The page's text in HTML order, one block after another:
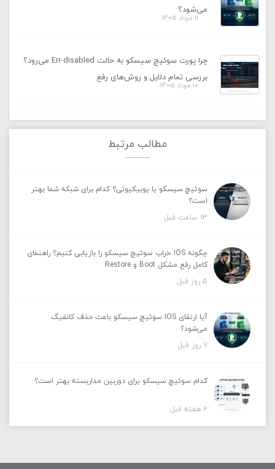
می‌شود؟
11 مرداد 1405
چرا پورت سوئیچ سیسکو به حالت Err-disabled می‌رود؟
بررسی تمام دلایل و روش‌های رفع
10 مرداد 1405
مطالب مرتبط
سوئیچ سیسکو یا یوبیکیوتی؟ کدام برای شبکه شما بهتر
است؟
13 ساعت قبل
چگونه IOS خراب سوئیچ سیسکو را بازیابی کنیم؟ راهنمای
کامل رفع مشکل Boot و Restore
5 روز قبل
آیا ارتقای IOS سوئیچ سیسکو باعث حذف کانفیگ
می‌شود؟
7 روز قبل
کدام سوئیچ سیسکو برای دوربین مداربسته بهتر است؟
2 هفته قبل